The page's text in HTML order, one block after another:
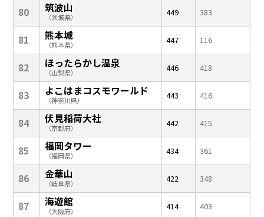
80 筑波山
（茨城県） 449 383
81 熊本城
（熊本県） 447 116
82 ほったらかし温泉
（山梨県） 446 418
83 よこはまコスモワールド
（神奈川県） 443 416
84 伏見稲荷大社
（京都府） 442 415
85 福岡タワー
（福岡県） 434 361
86 金華山
（岐阜県） 422 348
87 海遊館
（大阪府） 414 403